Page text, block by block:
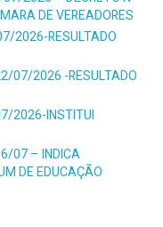
DE VEREADORES
2026-RESULTADO
07/2026 -RESULTADO
2026-INSTITUI
07 – INDICA
DE EDUCAÇÃO